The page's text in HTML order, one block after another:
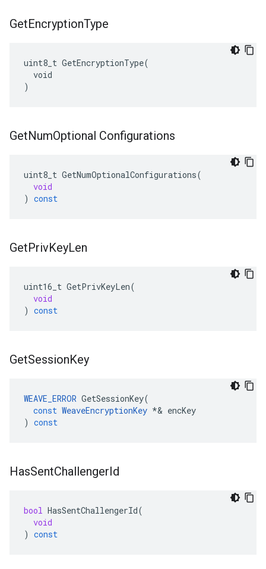
GetEncryptionType
uint8_t GetEncryptionType(
  void
)
GetNumOptional Configurations
uint8_t GetNumOptionalConfigurations(
void
) const
GetPrivKeyLen
uint16_t GetPrivKeyLen(
void
) const
GetSessionKey
WEAVE_ERROR GetSessionKey(
const WeaveEncryptionKey *& encKey
) const
HasSentChallengerId
bool HasSentChallengerId(
void
) const